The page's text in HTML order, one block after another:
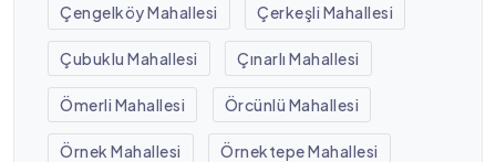
Çengelköy Mahallesi Çerkeşli Mahallesi
Çubuklu Mahallesi Çınarlı Mahallesi
Ömerli Mahallesi Örcünlü Mahallesi
Örnek Mahallesi Örnektepe Mahallesi